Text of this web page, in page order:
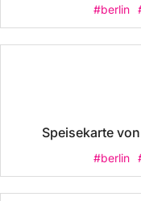
#berlin
Speisekarte
#berlin